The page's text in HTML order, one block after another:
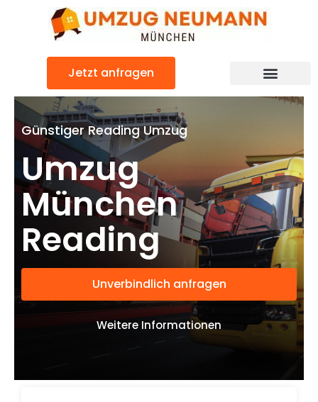
Jetzt anfragen
Günstiger Reading Umzug
Umzug
München
Reading
Unverbindlich anfragen
Weitere Informationen